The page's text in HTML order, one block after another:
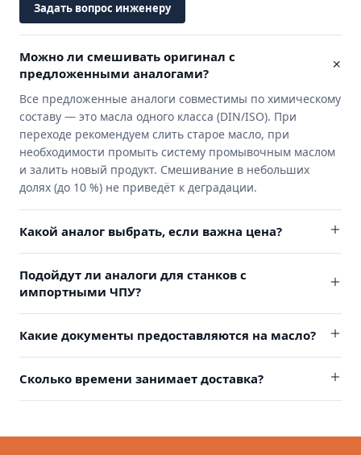
Задать вопрос инженеру
Можно ли смешивать оригинал с
предложенными аналогами?
Все предложенные аналоги совместимы по химическому
составу — это масла одного класса (DIN/ISO). При
переходе рекомендуем слить старое масло, при
необходимости промыть систему промывочным маслом
и залить новый продукт. Смешивание в небольших
долях (до 10 %) не приведёт к деградации.
Какой аналог выбрать, если важна цена?
Подойдут ли аналоги для станков с
импортными ЧПУ?
Какие документы предоставляются на масло?
Сколько времени занимает доставка?